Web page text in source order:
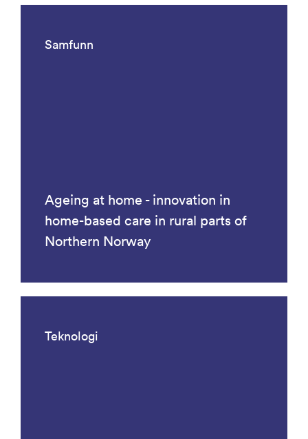
Samfunn
Ageing at home - innovation in
home-based care in rural parts of
Northern Norway
Teknologi